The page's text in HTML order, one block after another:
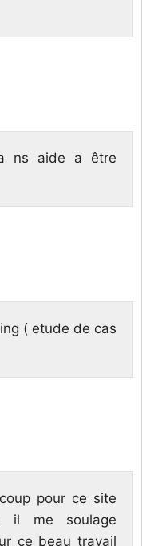
ns aide a être
( etude de cas
pour ce site
il me soulage
ce beau travail